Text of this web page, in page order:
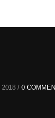
2018 / 0